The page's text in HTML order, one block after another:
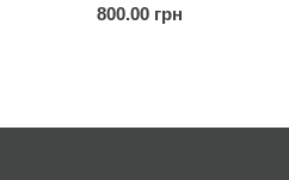
Gold) КОМ h-40
800.00 грн